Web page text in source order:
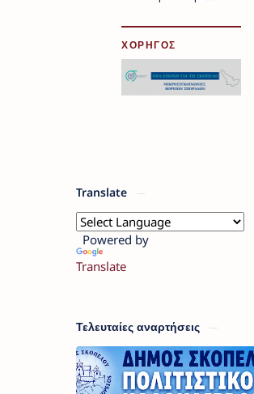
ΧΟΡΗΓΟΣ
Translate
Powered by
Translate
Τελευταίες αναρτήσεις